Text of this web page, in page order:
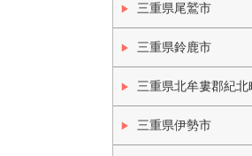
三重県尾鷲市
三重県鈴鹿市
三重県北牟婁郡紀北
三重県伊勢市